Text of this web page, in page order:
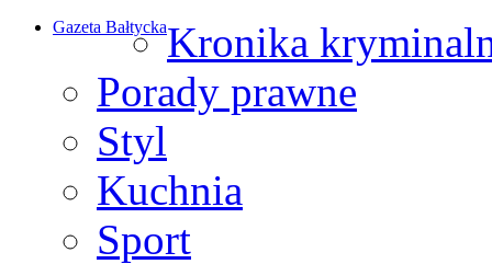
Gazeta BałtyckaKronika
Porady prawne
Styl
Kuchnia
Sport